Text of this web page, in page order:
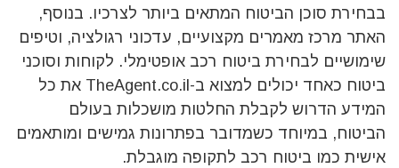
בבחירת סוכן הביטוח המתאים ביותר לצרכיו. בנוסף,
האתר מרכז מאמרים מקצועיים, עדכוני רגולציה, וטיפים
שימושיים לבחירת ביטוח רכב אופטימלי. לקוחות וסוכני
ביטוח כאחד יכולים למצוא ב-TheAgent.co.il את כל
המידע הדרוש לקבלת החלטות מושכלות בעולם
הביטוח, במיוחד כשמדובר בפתרונות גמישים ומותאמים
אישית כמו ביטוח רכב לתקופה מוגבלת.